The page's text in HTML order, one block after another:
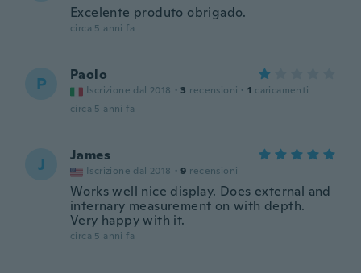
Excelente produto obrigado.
circa 5 anni fa
P Paolo
Iscrizione dal 2018 · 3 recensioni · 1 caricamenti
circa 5 anni fa
J James
Iscrizione dal 2018 · 9 recensioni
Works well nice display. Does external and
internary measurement on with depth.
Very happy with it.
circa 5 anni fa